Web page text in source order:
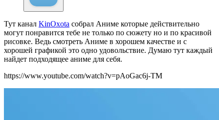
Тут канал KinOxota собрал Аниме которые действительно
могут понравится тебе не только по сюжету но и по красивой
рисовке. Ведь смотреть Аниме в хорошем качестве и с
хорошей графикой это одно удовольствие. Думаю тут каждый
найдет подходящее аниме для себя.
https://www.youtube.com/watch?v=pAoGac6j-TM